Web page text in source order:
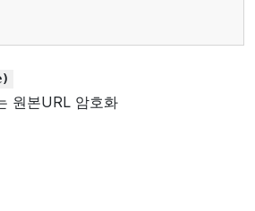
원본URL 암호화